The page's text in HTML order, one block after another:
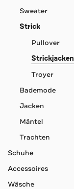
Sweater
Strick
Pullover
Strickjacken
Troyer
Bademode
Jacken
Mäntel
Trachten
Schuhe
Accessoires
Wäsche